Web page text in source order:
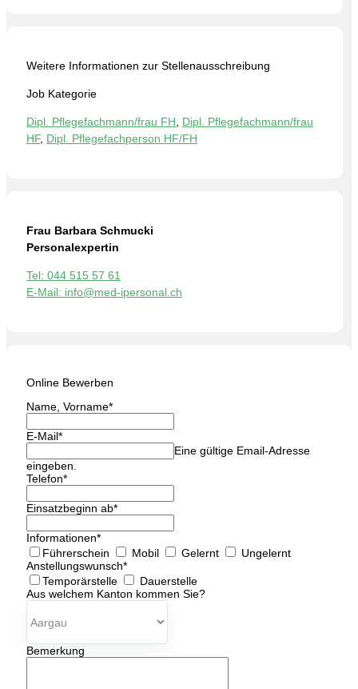
Weitere Informationen zur Stellenausschreibung
Job Kategorie
Dipl. Pflegefachmann/frau FH
Dipl. Pflegefachmann/frau
HF, Dipl. Pflegefachperson HF/FH
Frau Barbara Schmucki
Personalexpertin
Tel: 044 515 57 61
E-Mail: info@med-ipersonal.ch
Online Bewerben
Name, Vorname*
E-Mail*
Eine gültige Email-Adresse
eingeben.
Telefon*
Einsatzbeginn ab*
Informationen*
Führerschein
Mobil Gelernt
Ungelernt
Anstellungswunsch*
Temporärstelle
Dauerstelle
Aus welchem Kanton kommen Sie?
Bemerkung